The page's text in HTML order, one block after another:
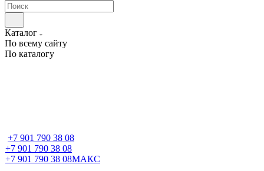
Каталог
По всему сайту
По каталогу
+7 901 790 38 08
+7 901 790 38 08
+7 901 790 38 08МАКС